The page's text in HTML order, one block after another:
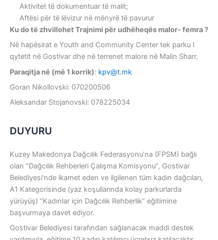
Aktivitet të dokumentuar të malit;
Aftësi për të lëvizur në mënyrë të pavurur
Ku do të zhvillohet Trajnimi për udhëheqës malor- femra ?
Në hapësirat e Youth and Community Center tek parku I
qytetit në Gostivar dhe në terrenet malore në Malin Sharr.
Paraqitja në (më 1 korrik): kpv@t.mk
Goran Nikollovski: 070200506
Aleksandar Stojanovski: 078225034
DUYURU
Kuzey Makedonya Dağcılık Federasyonu’na (FPSM) bağlı
olan “Dağcılık Rehberleri Çalışma Komisyonu”, Gostivar
Belediyesi'nde ikamet eden ve ilgilenen tüm kadın dağcıları,
A1 Kategorisinde (yaz koşullarında kolay parkurlarda
yürüyüş) “Kadınlar için Dağcılık Rehberlik” eğitimine
başvurmaya davet ediyor.
Gostivar Belediyesi tarafından sağlanacak maddi destek